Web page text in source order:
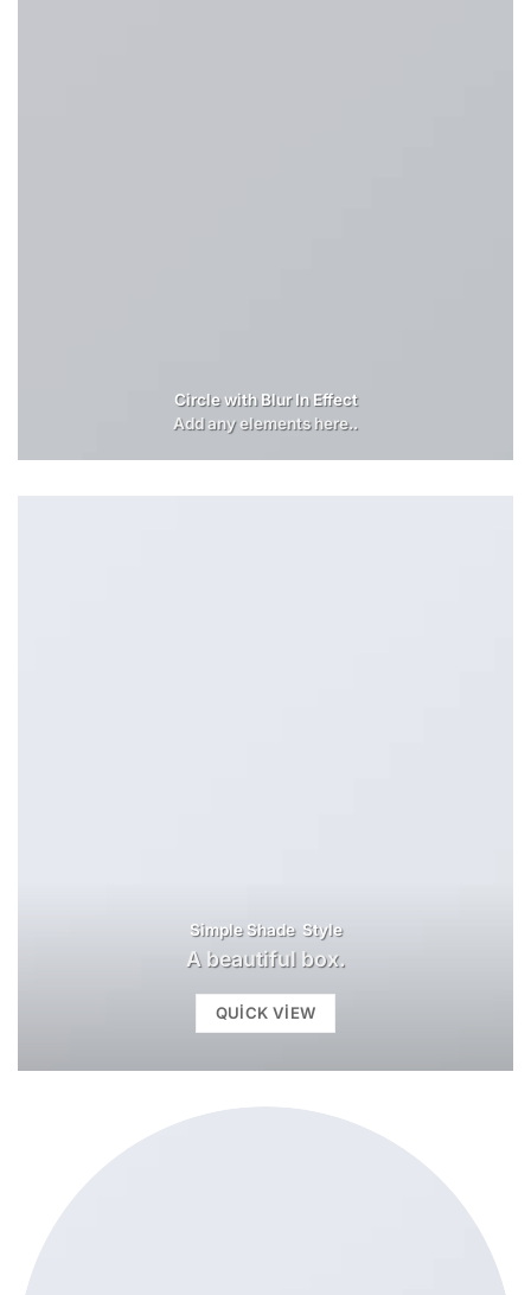
Circle with Blur In Effect
Add any elements here..
Simple Shade Style
A beautiful box.
QUICK VIEW